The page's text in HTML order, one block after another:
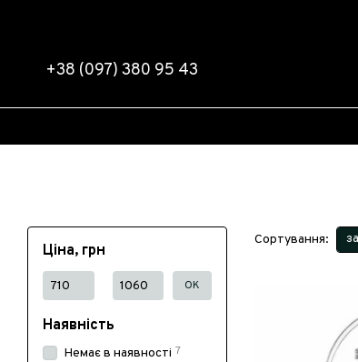
+38 (097) 380 95 43
Сортування:
Ціна, грн
Від Ціна, грн
До Ціна, грн ОК
Наявність
Немає в наявності 7